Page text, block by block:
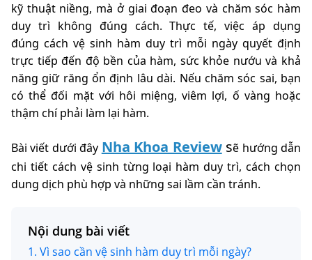
kỹ thuật niềng, mà ở giai đoạn đeo và chăm sóc hàm
duy trì không đúng cách. Thực tế, việc áp dụng
đúng cách vệ sinh hàm duy trì mỗi ngày quyết định
trực tiếp đến độ bền của hàm, sức khỏe nướu và khả
năng giữ răng ổn định lâu dài. Nếu chăm sóc sai, bạn
có thể đối mặt với hôi miệng, viêm lợi, ố vàng hoặc
thậm chí phải làm lại hàm.
Bài viết dưới đây Nha Khoa Reviewsẽ hướng dẫn
chi tiết cách vệ sinh từng loại hàm duy trì, cách chọn
dung dịch phù hợp và những sai lầm cần tránh.
Nội dung bài viết
1. Vì sao cần vệ sinh hàm duy trì mỗi ngày?